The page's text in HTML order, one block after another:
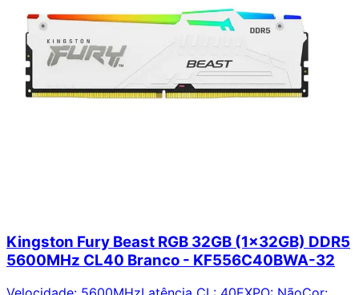
Kingston Fury Beast RGB 32GB (1x32GB) DDR5
5600MHz CL40 Branco - KF556C40BWA-32